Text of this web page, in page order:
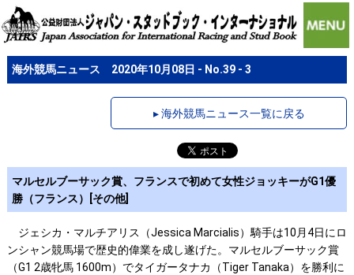
海外競馬ニュース 2020年10月08日 - No.39 - 3
▸ 海外競馬ニュース一覧に戻る
マルセルブーサック賞、フランスで初めて女性ジョッキーがG1優
勝（フランス）[その他]
ジェシカ・マルチアリス（Jessica Marcialis）騎手は10月4日にロ
ンシャン競馬場で歴史的偉業を成し遂げた。マルセルブーサック賞
（G1 2歳牝馬 1600m）でタイガータナカ（Tiger Tanaka）を勝利に